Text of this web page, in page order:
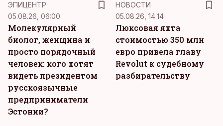
ЭПИЦЕНТР
05.08.26, 06:00
Молекулярный
биолог, женщина и
просто порядочный
человек: кого хотят
видеть президентом
русскоязычные
предприниматели
Эстонии?
НОВОСТИ
05.08.26, 14:14
Люксовая яхта
стоимостью 350 млн
евро привела главу
Revolut к судебному
разбирательству